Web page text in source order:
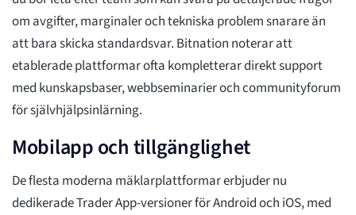
om avgifter, marginaler och tekniska problem snarare än
att bara skicka standardsvar. Bitnation noterar att
etablerade plattformar ofta kompletterar direkt support
med kunskapsbaser, webbseminarier och communityforum
för självhjälpsinlärning.
Mobilapp och tillgänglighet
De flesta moderna mäklarplattformar erbjuder nu
dedikerade Trader App-versioner för Android och iOS, med